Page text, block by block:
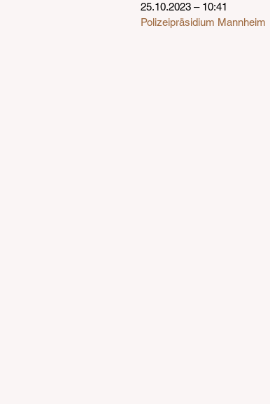
25.10.2023 – 10:41
Polizeipräsidium Mannheim